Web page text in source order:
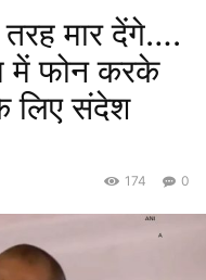
मार देंगे….
में फोन करके
संदेश
0
174